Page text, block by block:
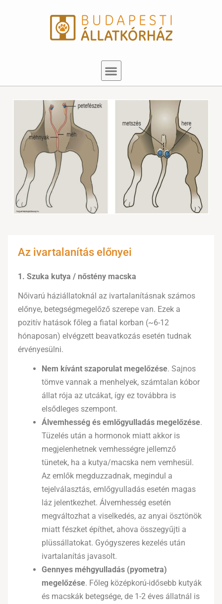
Az ivartalanítás előnyei
1. Szuka kutya / nőstény macska
Nőivarú háziállatoknál az ivartalanításnak számos
előnye, betegségmegelőző szerepe van. Ezek a
pozitív hatások főleg a fiatal korban (~6-12
hónaposan) elvégzett beavatkozás esetén tudnak
érvényesülni.
Nem kívánt szaporulat megelőzése. Sajnos
tömve vannak a menhelyek, számtalan kóbor
állat rója az utcákat, így ez továbbra is
elsődleges szempont.
Álvemhesség és emlőgyulladás megelőzése.
Tüzelés után a hormonok miatt akkor is
megjelenhetnek vemhességre jellemző
tünetek, ha a kutya/macska nem vemhesül.
Az emlők megduzzadnak, megindul a
tejelválasztás, emlőgyulladás esetén magas
láz jelentkezhet. Álvemhesség esetén
megváltozhat a viselkedés, az anyai ösztönök
miatt fészket építhet, ahova összegyűjti a
plüssállatokat. Gyógyszeres kezelés után
ivartalanítás javasolt.
Gennyes méhgyulladás (pyometra)
megelőzése. Főleg középkorú-idősebb kutyák
és macskák betegsége, de 1-2 éves állatnál is